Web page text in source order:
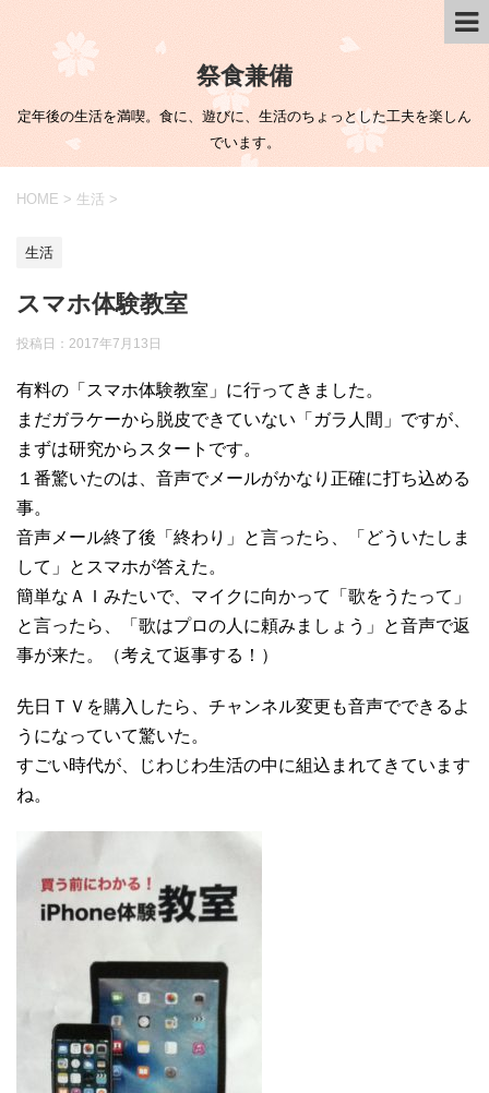
祭食兼備
定年後の生活を満喫。食に、遊びに、生活のちょっとした工夫を楽しん
でいます。
HOME > 生活 >
生活
スマホ体験教室
投稿日： 2017年7月13日
有料の「スマホ体験教室」に行ってきました。
まだガラケーから脱皮できていない「ガラ人間」ですが、
まずは研究からスタートです。
１番驚いたのは、音声でメールがかなり正確に打ち込める
事。
音声メール終了後「終わり」と言ったら、「どういたしま
して」とスマホが答えた。
簡単なＡＩみたいで、マイクに向かって「歌をうたって」
と言ったら、「歌はプロの人に頼みましょう」と音声で返
事が来た。（考えて返事する！）
先日ＴＶを購入したら、チャンネル変更も音声でできるよ
うになっていて驚いた。
すごい時代が、じわじわ生活の中に組込まれてきています
ね。